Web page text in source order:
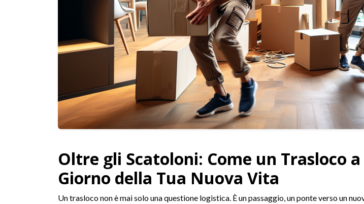
Oltre gli Scatoloni: Come un Trasloco
Giorno della Tua Nuova Vita
Un trasloco non è mai solo una questione logistica. È un passaggio, un ponte verso un